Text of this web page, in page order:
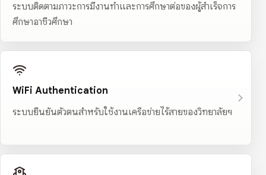
ระบบติดตามภาวะการมีงานทำและการศึกษาต่อของผู้สำเร็จการ
ศึกษาอาชีวศึกษา
WiFi Authentication
ระบบยืนยันตัวตนสำหรับใช้งานเครือข่ายไร้สายของวิทยาลัยฯ